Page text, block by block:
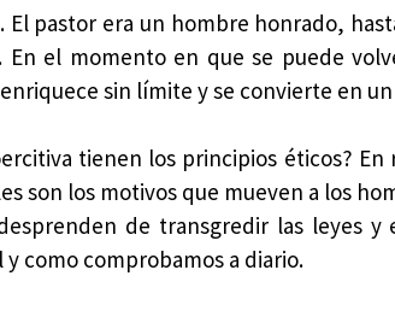
El pastor era un hombre honrado,
el momento en que se puede
sin límite y se convierte en
tienen los principios éticos? En
son los motivos que mueven a los
de transgredir las leyes y
como comprobamos a diario.